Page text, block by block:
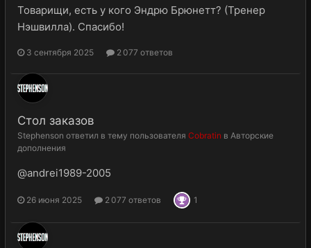
Товарищи, есть у кого Эндрю Брюнетт? (Тренер
Нэшвилла). Спасибо!
3 сентября 2025 2 077 ответов
Стол заказов
Stephenson ответил в тему пользователя Cobratin в Авторские
дополнения
@andrei1989-2005
26 июня 2025 2 077 ответов 1